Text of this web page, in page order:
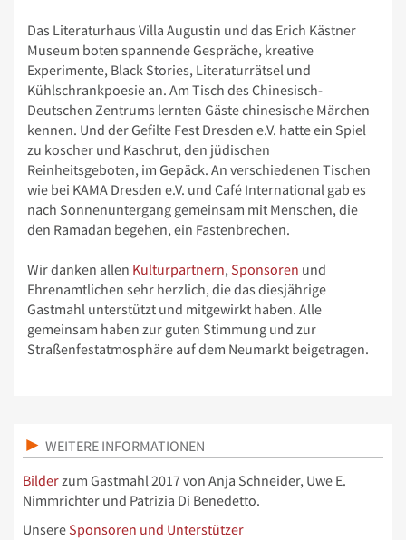
Das Literaturhaus Villa Augustin und das Erich Kästner
Museum boten spannende Gespräche, kreative
Experimente, Black Stories, Literaturrätsel und
Kühlschrankpoesie an. Am Tisch des Chinesisch-
Deutschen Zentrums lernten Gäste chinesische Märchen
kennen. Und der Gefilte Fest Dresden e.V. hatte ein Spiel
zu koscher und Kaschrut, den jüdischen
Reinheitsgeboten, im Gepäck. An verschiedenen Tischen
wie bei KAMA Dresden e.V. und Café International gab es
nach Sonnenuntergang gemeinsam mit Menschen, die
den Ramadan begehen, ein Fastenbrechen.
Wir danken allen Kulturpartnern, Sponsoren und
Ehrenamtlichen sehr herzlich, die das diesjährige
Gastmahl unterstützt und mitgewirkt haben. Alle
gemeinsam haben zur guten Stimmung und zur
Straßenfestatmosphäre auf dem Neumarkt beigetragen.
WEITERE INFORMATIONEN
Bilder zum Gastmahl 2017 von Anja Schneider, Uwe E.
Nimmrichter und Patrizia Di Benedetto.
Unsere Sponsoren und Unterstützer